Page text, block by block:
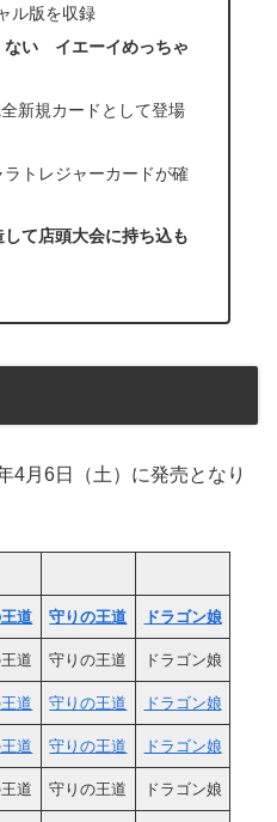
ル版を収録
ない イエーイめっちゃ
新規カードとして登場
トレジャーカードが確
て店頭大会に持ち込も
4月6日（土）に発売となり
道 守りの王道 ドラゴン娘
道 守りの王道 ドラゴン娘
道 守りの王道 ドラゴン娘
道 守りの王道 ドラゴン娘
道 守りの王道 ドラゴン娘